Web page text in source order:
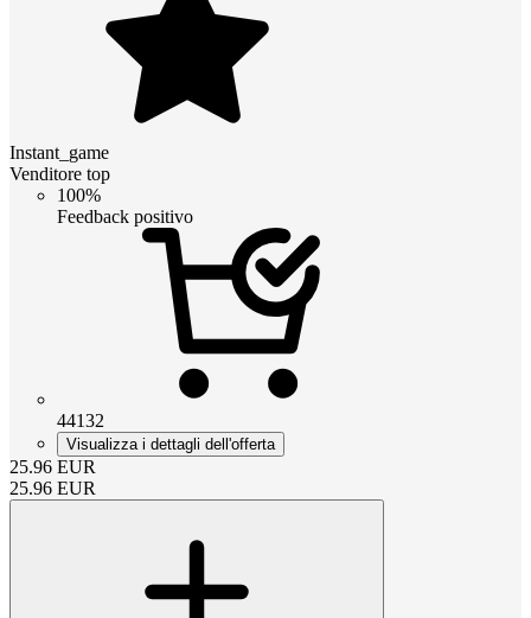
Instant_game
Venditore top
100%
Feedback positivo
44132
Visualizza i dettagli dell'offerta
25.96 EUR
25.96 EUR